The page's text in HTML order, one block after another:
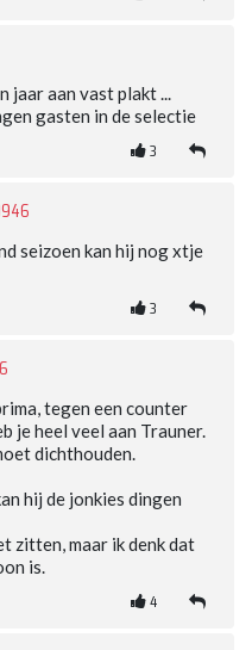
jaar aan vast plakt ...
gasten in de selectie
3
seizoen kan hij nog xtje
3
tegen een counter
je heel veel aan Trauner.
dichthouden.
hij de jonkies dingen
zitten, maar ik denk dat
is.
4